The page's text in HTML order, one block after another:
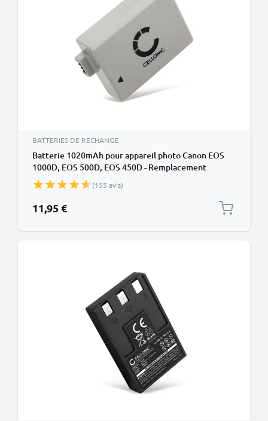
BATTERIES DE RECHANGE
Batterie 1020mAh pour appareil photo Canon EOS
1000D, EOS 500D, EOS 450D - Remplacement
modèle LP-E5
(155 avis)
11,95 €